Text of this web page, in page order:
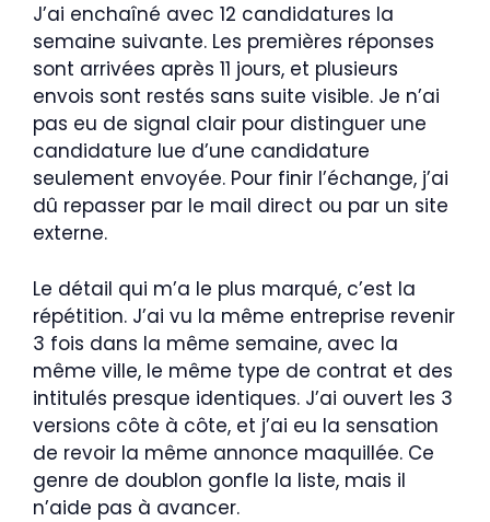
J’ai enchaîné avec 12 candidatures la
semaine suivante. Les premières réponses
sont arrivées après 11 jours, et plusieurs
envois sont restés sans suite visible. Je n’ai
pas eu de signal clair pour distinguer une
candidature lue d’une candidature
seulement envoyée. Pour finir l’échange, j’ai
dû repasser par le mail direct ou par un site
externe.
Le détail qui m’a le plus marqué, c’est la
répétition. J’ai vu la même entreprise revenir
3 fois dans la même semaine, avec la
même ville, le même type de contrat et des
intitulés presque identiques. J’ai ouvert les 3
versions côte à côte, et j’ai eu la sensation
de revoir la même annonce maquillée. Ce
genre de doublon gonfle la liste, mais il
n’aide pas à avancer.